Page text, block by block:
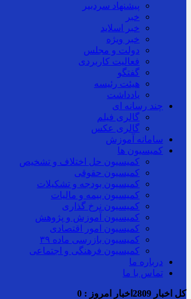
پیشنهاد سردبیر
خبر
خبر اسلايد
خبر ویژه
دولت و مجلس
فعالیت کاربردی
گفتگو
هیئت رئیسه
یادداشت
چند رسانه ای
گالری فیلم
گالری عکس
سامانه آموزش
کمیسیون ها
کمیسیون حل اختلاف و تشخیص
کمیسیون حقوقی
کمیسیون بودجه و تشکیلات
کمیسیون بیمه و مالیات
کمیسیون نرخ گذاری
کمیسیون آموزش و پژوهش
کمیسیون امور اقتصادی
کمیسیون بازرسی ماده ۳۹
کمیسیون فرهنگی و اجتماعی
درباره ما
تماس با ما
کل اخبار اخبار امروز : 0